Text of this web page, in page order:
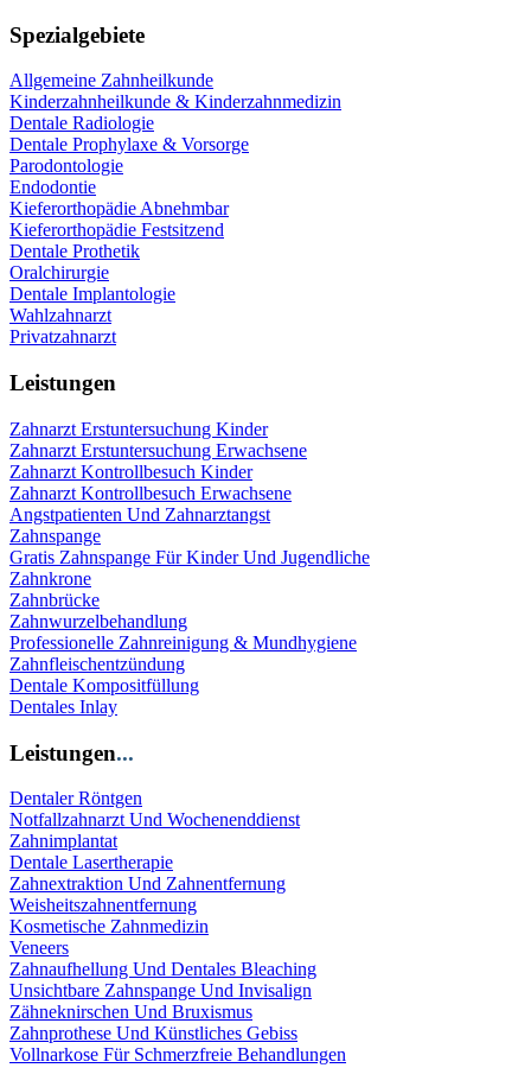
Spezialgebiete
Allgemeine Zahnheilkunde
Kinderzahnheilkunde & Kinderzahnmedizin
Dentale Radiologie
Dentale Prophylaxe & Vorsorge
Parodontologie
Endodontie
Kieferorthopädie Abnehmbar
Kieferorthopädie Festsitzend
Dentale Prothetik
Oralchirurgie
Dentale Implantologie
Wahlzahnarzt
Privatzahnarzt
Leistungen
Zahnarzt Erstuntersuchung Kinder
Zahnarzt Erstuntersuchung Erwachsene
Zahnarzt Kontrollbesuch Kinder
Zahnarzt Kontrollbesuch Erwachsene
Angstpatienten Und Zahnarztangst
Zahnspange
Gratis Zahnspange Für Kinder Und Jugendliche
Zahnkrone
Zahnbrücke
Zahnwurzelbehandlung
Professionelle Zahnreinigung & Mundhygiene
Zahnfleischentzündung
Dentale Kompositfüllung
Dentales Inlay
Leistungen...
Dentaler Röntgen
Notfallzahnarzt Und Wochenenddienst
Zahnimplantat
Dentale Lasertherapie
Zahnextraktion Und Zahnentfernung
Weisheitszahnentfernung
Kosmetische Zahnmedizin
Veneers
Zahnaufhellung Und Dentales Bleaching
Unsichtbare Zahnspange Und Invisalign
Zähneknirschen Und Bruxismus
Zahnprothese Und Künstliches Gebiss
Vollnarkose Für Schmerzfreie Behandlungen